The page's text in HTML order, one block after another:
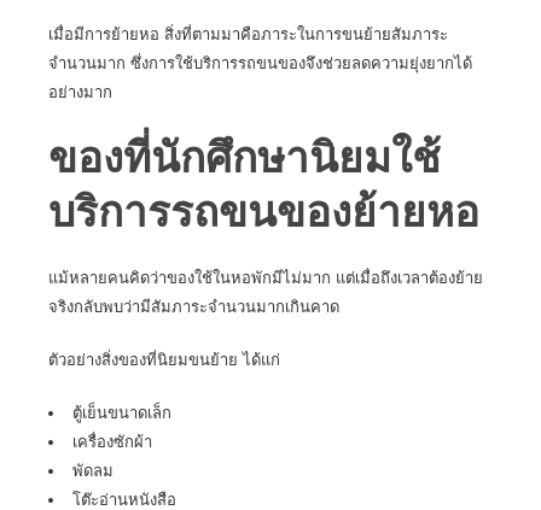
เมื่อมีการย้ายหอ สิ่งที่ตามมาคือภาระในการขนย้ายสัมภาระ
จำนวนมาก ซึ่งการใช้บริการรถขนของจึงช่วยลดความยุ่งยากได้
อย่างมาก
ของที่นักศึกษานิยมใช้
บริการรถขนของย้ายหอ
แม้หลายคนคิดว่าของใช้ในหอพักมีไม่มาก แต่เมื่อถึงเวลาต้องย้าย
จริงกลับพบว่ามีสัมภาระจำนวนมากเกินคาด
ตัวอย่างสิ่งของที่นิยมขนย้าย ได้แก่
ตู้เย็นขนาดเล็ก
เครื่องซักผ้า
พัดลม
โต๊ะอ่านหนังสือ